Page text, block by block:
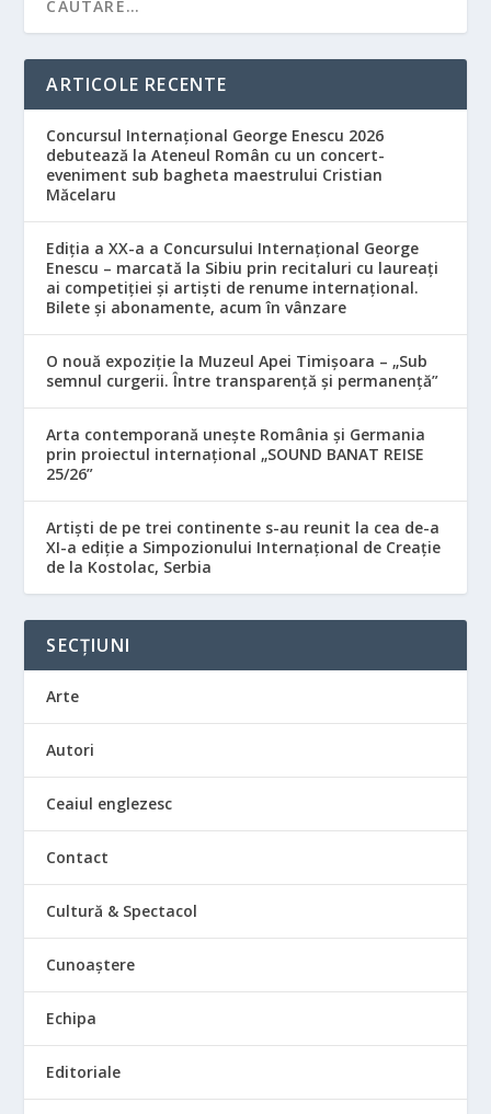
ARTICOLE RECENTE
Concursul Internațional George Enescu 2026
debutează la Ateneul Român cu un concert-
eveniment sub bagheta maestrului Cristian
Măcelaru
Ediția a XX-a a Concursului Internațional George
Enescu – marcată la Sibiu prin recitaluri cu laureați
ai competiției și artiști de renume internațional.
Bilete și abonamente, acum în vânzare
O nouă expoziție la Muzeul Apei Timișoara – „Sub
semnul curgerii. Între transparență și permanență”
Arta contemporană unește România și Germania
prin proiectul internațional „SOUND BANAT REISE
25/26”
Artiști de pe trei continente s-au reunit la cea de-a
XI-a ediție a Simpozionului Internațional de Creație
de la Kostolac, Serbia
SECȚIUNI
Arte
Autori
Ceaiul englezesc
Contact
Cultură & Spectacol
Cunoaștere
Echipa
Editoriale